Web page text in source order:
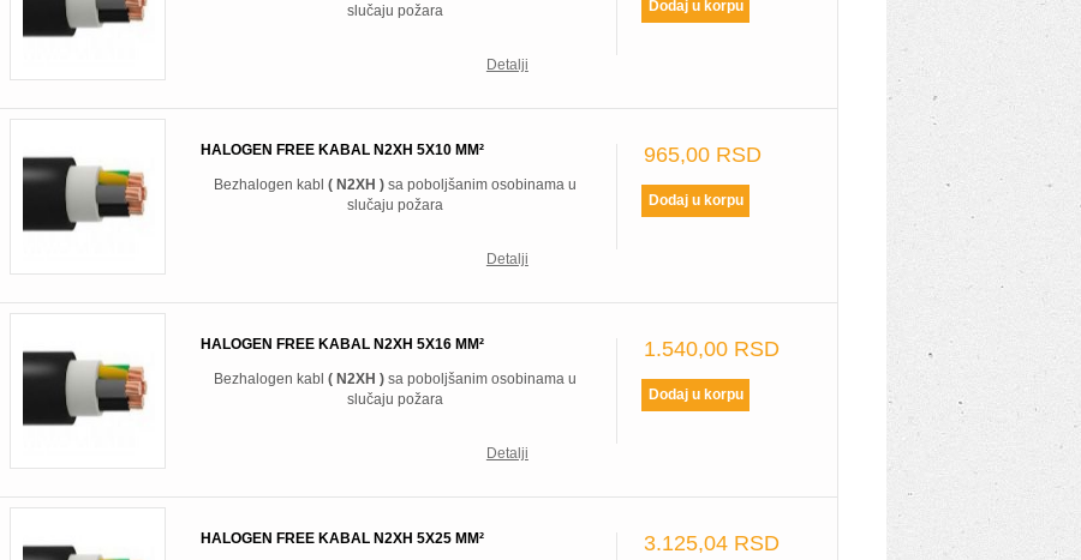
slučaju požara
Detalji
965,00 RSD
HALOGEN FREE KABAL N2XH 5X10 MM²
Bezhalogen kabl ( N2XH ) sa poboljšanim osobinama u
slučaju požara
Detalji
1.540,00 RSD
HALOGEN FREE KABAL N2XH 5X16 MM²
Bezhalogen kabl ( N2XH ) sa poboljšanim osobinama u
slučaju požara
Detalji
3.125,04 RSD
HALOGEN FREE KABAL N2XH 5X25 MM²